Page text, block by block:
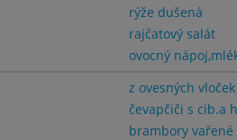
rýže dušená
rajčatový salát
ovocný
z ovesných
čevapčiči s cib.a
brambory vařené